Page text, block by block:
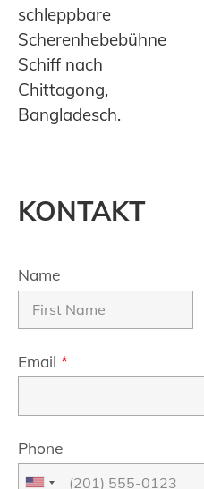
schleppbare
Scherenhebebühne
Schiff nach
Chittagong,
Bangladesch.
KONTAKT
Name
Email *
Phone